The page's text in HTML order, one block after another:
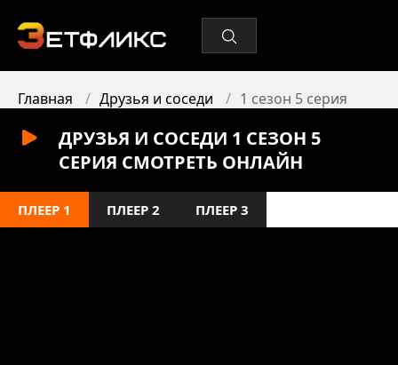
Главная Друзья и соседи 1 сезон 5 серия
ДРУЗЬЯ И СОСЕДИ 1 СЕЗОН 5
СЕРИЯ СМОТРЕТЬ ОНЛАЙН
ПЛЕЕР 1 ПЛЕЕР 2 ПЛЕЕР 3